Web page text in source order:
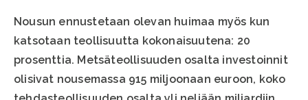
Nousun ennustetaan olevan huimaa myös kun
katsotaan teollisuutta kokonaisuutena: 20
prosenttia. Metsäteollisuuden osalta investoinnit
olisivat nousemassa 915 miljoonaan euroon, koko